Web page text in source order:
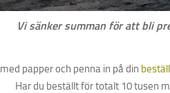
Vi sänker summan för att bli
papper och penna in på din
Har du beställt för totalt 10 tusen